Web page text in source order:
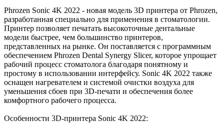
Phrozen Sonic 4K 2022 - новая модель 3D принтера от Phrozen,
разработанная специально для применения в стоматологии.
Принтер позволяет печатать высокоточные дентальные
модели быстрее, чем большинство принтеров,
представленных на рынке. Он поставляется с программным
обеспечением Phrozen Dental Synergy Slicer, которое упрощает
рабочий процесс стоматолога благодаря понятному и
простому в использовании интерфейсу. Sonic 4K 2022 также
оснащен нагревателем и системой очистки воздуха для
уменьшения сбоев при 3D-печати и обеспечения более
комфортного рабочего процесса.
Особенности 3D-принтера Sonic 4K 2022: